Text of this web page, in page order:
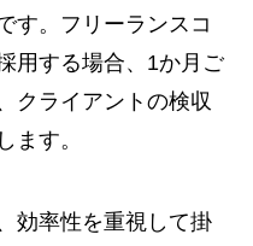
す。フリーランスコ
用する場合、1か月ご
クライアントの検収
ます。
効率性を重視して掛